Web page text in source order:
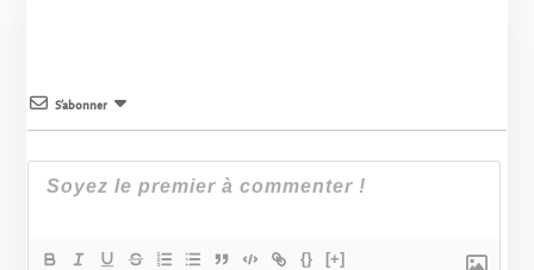
S’abonner
{} [+]